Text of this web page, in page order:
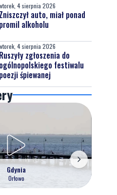
4 sierpnia 2026
Zniszczył auto, miał ponad
promil alkoholu
4 sierpnia 2026
Ruszyły zgłoszenia do
ogólnopolskiego festiwalu
poezji śpiewanej
Gdynia
Orłowo